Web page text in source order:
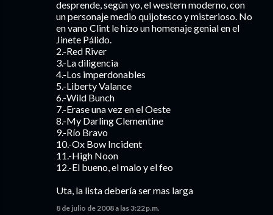
desprende, según yo, el western moderno, con
un personaje medio quijotesco y misterioso. No
en vano Clint le hizo un homenaje genial en el
Jinete Pálido.
2.-Red River
3.-La diligencia
4.-Los imperdonables
5.-Liberty Valance
6.-Wild Bunch
7.-Erase una vez en el Oeste
8.-My Darling Clementine
9.-Río Bravo
10.-Ox Bow Incident
11.-High Noon
12.-El bueno, el malo y el feo
Uta, la lista debería ser mas larga
8 de julio de 2008 a las 3:22 p.m.